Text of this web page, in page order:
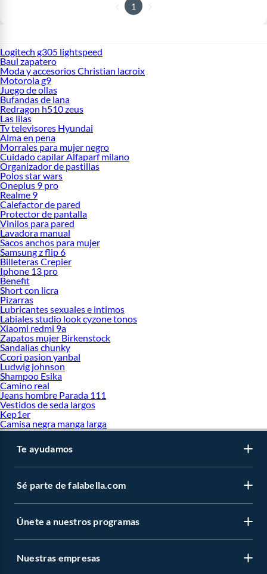
1
Logitech g305 lightspeed
Baul zapatero
Moda y accesorios Christian lacroix
Motorola g9
Juego de ollas
Bufandas de lana
Redragon h510 zeus
Las lilas
Tv televisores Hyundai
Alma en pena
Morrales para mujer negro
Cuidado capilar Alfaparf milano
Organizador de pastillas
Polos star wars
Oneplus 9 pro
Realme 9
Calefactor de pared
Protector de pantalla
Vinilos para pared
Lavadora manual
Sacos anchos para mujer
Samsung z flip 6
Billeteras Crepier
Iphone 13 pro
Benefit
Short con licra
Pizarras
Lubricantes sexuales e intimos
Labiales studio look cyzone tonos
Xiaomi redmi 9a
Zapatos mujer Birkenstock
Sandalias chunky
Ccori pasion yanbal
Ludwig johnson
Shampoo Esika
Camino real
Jeans hombre Parada 111
Vestidos de seda largos
Kep1er
Camisa negra manga larga
Te ayudamos
Sé parte de falabella.com
Únete a nuestros programas
Nuestras empresas